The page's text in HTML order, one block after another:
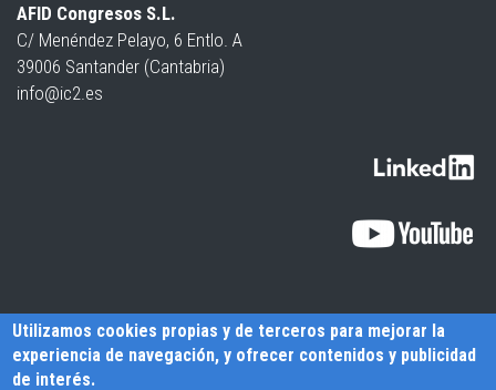
AFID Congresos S.L.
C/ Menéndez Pelayo, 6 Entlo. A
39006 Santander (Cantabria)
info@ic2.es
Utilizamos cookies propias y de terceros para mejorar la
experiencia de navegación, y ofrecer contenidos y publicidad
de interés.